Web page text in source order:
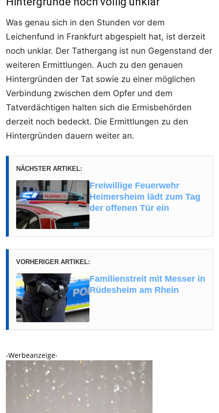
Was genau sich in den Stunden vor dem
Leichenfund in Frankfurt abgespielt hat, ist derzeit
noch unklar. Der Tathergang ist nun Gegenstand der
weiteren Ermittlungen. Auch zu den genauen
Hintergründen der Tat sowie zu einer möglichen
Verbindung zwischen dem Opfer und dem
Tatverdächtigen halten sich die Ermisbehörden
derzeit noch bedeckt. Die Ermittlungen zu den
Hintergründen dauern weiter an.
NÄCHSTER ARTIKEL:
Freiwillige Feuerwehr
Heimersheim lädt zum Tag
der offenen Tür ein
VORHERIGER ARTIKEL:
Familienstreit mit Messer in
Rüdesheim am Rhein
-Werbeanzeige-